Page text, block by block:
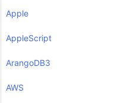
Apple
AppleScript
ArangoDB3
AWS